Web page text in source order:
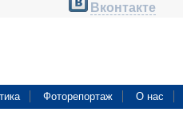
Вконтакте
Фоторепортаж О нас